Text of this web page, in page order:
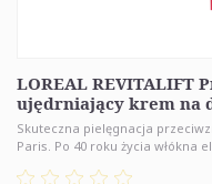
LOREAL REVITALIFT
ujędrniający krem na
Skuteczna pielęgnacja
Paris. Po 40 roku życia włókna